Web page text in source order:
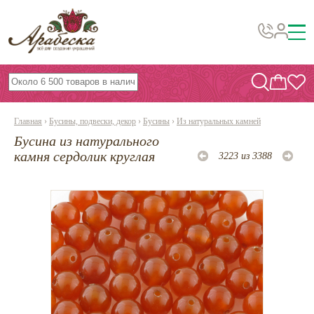
Бусины, подвески, декор
Бисер
Фурнитура
Инструменты и материалы
Эпоксидная смола
Шнуры, ленты, нитки
По темам и сезонам
Главная › Бусины, подвески, декор › Бусины › Из натуральных камней
Бусина из натурального
камня сердолик круглая
3223 из 3388